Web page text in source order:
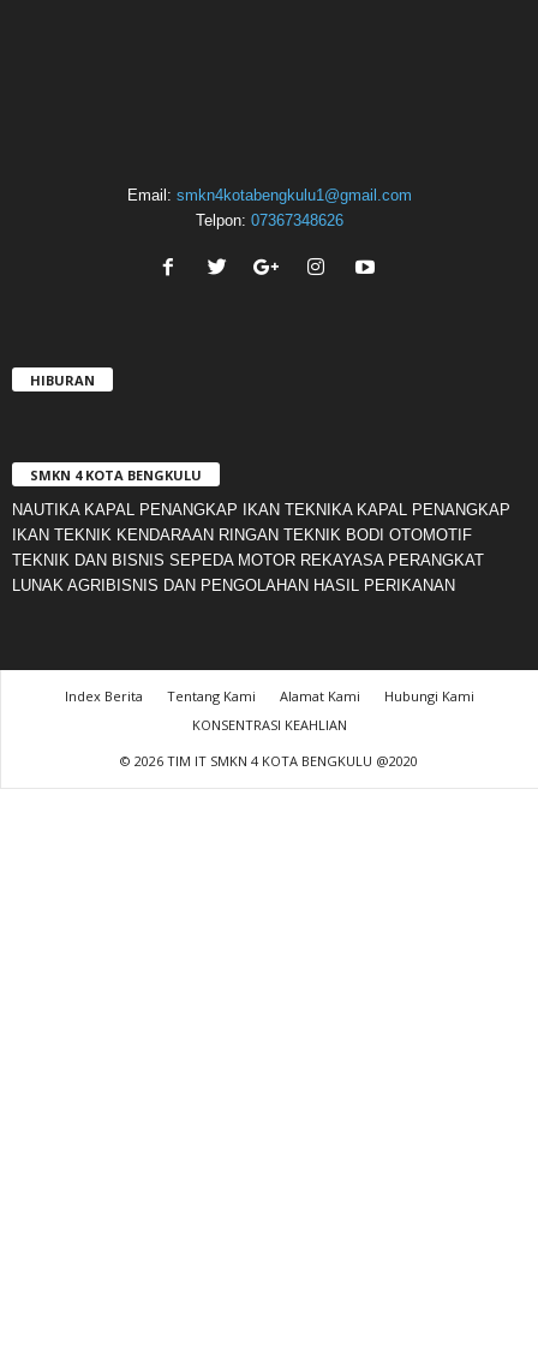
Email: smkn4kotabengkulu1@gmail.com
Telpon: 07367348626
HIBURAN
SMKN 4 KOTA BENGKULU
NAUTIKA KAPAL PENANGKAP IKAN TEKNIKA KAPAL PENANGKAP
IKAN TEKNIK KENDARAAN RINGAN TEKNIK BODI OTOMOTIF
TEKNIK DAN BISNIS SEPEDA MOTOR REKAYASA PERANGKAT
LUNAK AGRIBISNIS DAN PENGOLAHAN HASIL PERIKANAN
Index Berita Tentang Kami Alamat Kami
Hubungi Kami
KONSENTRASI KEAHLIAN
© 2026 TIM IT SMKN 4 KOTA BENGKULU @2020